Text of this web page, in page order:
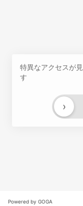
特異なアクセスが
す
›
Powered by GOGA